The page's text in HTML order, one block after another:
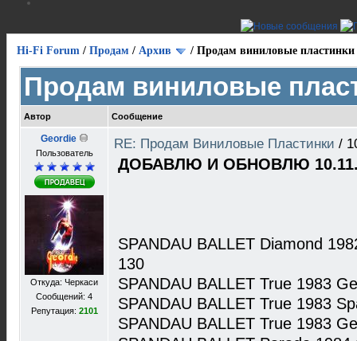
Hi-Fi Forum / Продам / Архив / Продам виниловые пластинки
Продам виниловые
Автор Сообщение
Geordie
Пользователь
Откуда: Черкаси
Сообщений: 4
Репутация: 2101
RE: Продам Виниловые Пластинки /
ДОБАВЛЮ И ОБНОВЛЮ
SPANDAU BALLET Diamond
130
SPANDAU BALLET True 1983
SPANDAU BALLET True 1983
SPANDAU BALLET True 1983